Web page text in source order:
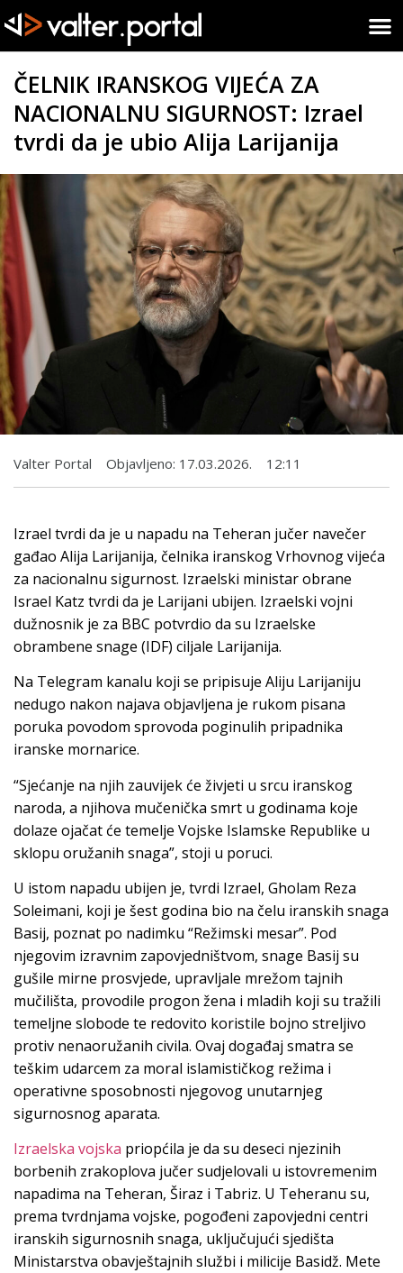
ČELNIK IRANSKOG VIJEĆA ZA
NACIONALNU SIGURNOST: Izrael
tvrdi da je ubio Alija Larijanija
Valter Portal Objavljeno: 17.03.2026. 12:11
Izrael tvrdi da je u napadu na Teheran jučer navečer
gađao Alija Larijanija, čelnika iranskog Vrhovnog vijeća
za nacionalnu sigurnost. Izraelski ministar obrane
Israel Katz tvrdi da je Larijani ubijen. Izraelski vojni
dužnosnik je za BBC potvrdio da su Izraelske
obrambene snage (IDF) ciljale Larijanija.
Na Telegram kanalu koji se pripisuje Aliju Larijaniju
nedugo nakon najava objavljena je rukom pisana
poruka povodom sprovoda poginulih pripadnika
iranske mornarice.
“Sjećanje na njih zauvijek će živjeti u srcu iranskog
naroda, a njihova mučenička smrt u godinama koje
dolaze ojačat će temelje Vojske Islamske Republike u
sklopu oružanih snaga”, stoji u poruci.
U istom napadu ubijen je, tvrdi Izrael, Gholam Reza
Soleimani, koji je šest godina bio na čelu iranskih snaga
Basij, poznat po nadimku “Režimski mesar”. Pod
njegovim izravnim zapovjedništvom, snage Basij su
gušile mirne prosvjede, upravljale mrežom tajnih
mučilišta, provodile progon žena i mladih koji su tražili
temeljne slobode te redovito koristile bojno streljivo
protiv nenaoružanih civila. Ovaj događaj smatra se
teškim udarcem za moral islamističkog režima i
operativne sposobnosti njegovog unutarnjeg
sigurnosnog aparata.
Izraelska vojska priopćila je da su deseci njezinih
borbenih zrakoplova jučer sudjelovali u istovremenim
napadima na Teheran, Širaz i Tabriz. U Teheranu su,
prema tvrdnjama vojske, pogođeni zapovjedni centri
iranskih sigurnosnih snaga, uključujući sjedišta
Ministarstva obavještajnih službi i milicije Basidž. Mete